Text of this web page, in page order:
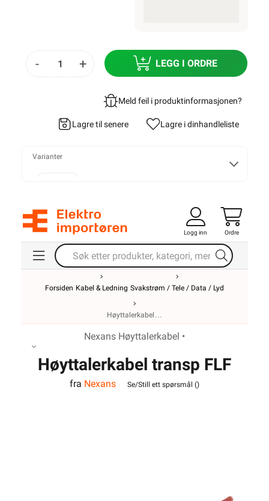
- + LEGG I ORDRE
Meld feil i produktinformasjonen?
Lagre til senere Lagre i dinhandleliste
Varianter
2x2,5
Logg inn Ordre
Forsiden Kabel & Ledning Svakstrøm / Tele / Data / Lyd
Høyttalerkabel
Nexans Høyttalerkabel •
Høyttalerkabel transp FLF
2x2,5
fra Nexans Se/Still ett spørsmål ()